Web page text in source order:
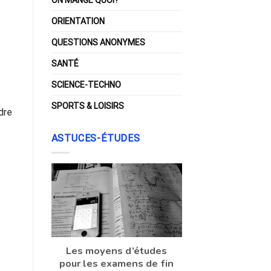
ORIENTATION
QUESTIONS ANONYMES
SANTÉ
SCIENCE-TECHNO
SPORTS & LOISIRS
ASTUCES-ÉTUDES
Les moyens d’études
pour les examens de fin